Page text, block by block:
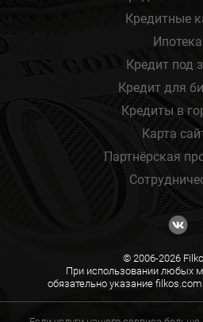
Кредитные
Ипотека
Кредит под
Кредит для
Кредиты в
Карта
Партнёрская
© 2006-2026
При использовании любых
обязательно указание